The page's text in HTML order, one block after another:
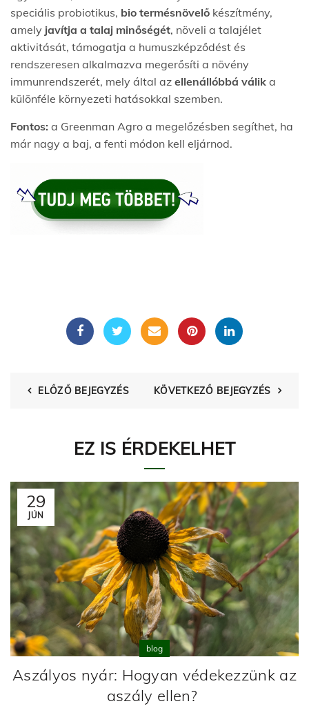
speciális probiotikus, bio termésnövelő készítmény,
amely javítja a talaj minőségét, növeli a talajélet
aktivitását, támogatja a humuszképződést és
rendszeresen alkalmazva megerősíti a növény
immunrendszerét, mely által az ellenállóbbá válik a
különféle környezeti hatásokkal szemben.
Fontos: a Greenman Agro a megelőzésben segíthet, ha
már nagy a baj, a fenti módon kell eljárnod.
ELŐZŐ BEJEGYZÉS KÖVETKEZŐ BEJEGYZÉS
EZ IS ÉRDEKELHET
29
JÚN
blog
Aszályos nyár: Hogyan védekezzünk az
aszály ellen?